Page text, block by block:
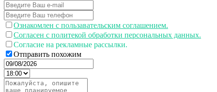
Ознакомлен с пользавательским соглашением.
Согласен с политекой обработки персональных данных.
Согласие на рекламные рассылки.
Отправить похожим